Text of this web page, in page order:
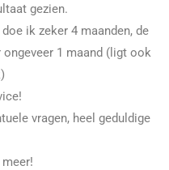
gezien.
ik zeker 4 maanden, de
1 maand (ligt ook
vragen, heel geduldige